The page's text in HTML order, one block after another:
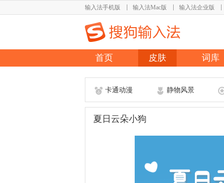
输入法手机版 输入法Mac版 输入法企业版
首页 皮肤 词库
卡通动漫 静物风景
夏日云朵小狗